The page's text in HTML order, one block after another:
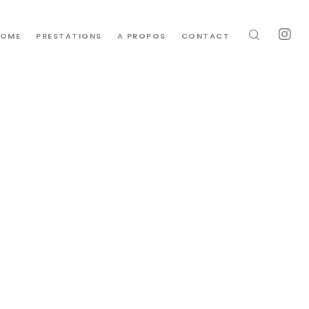
PRESTATIONS A PROPOS CONTACT